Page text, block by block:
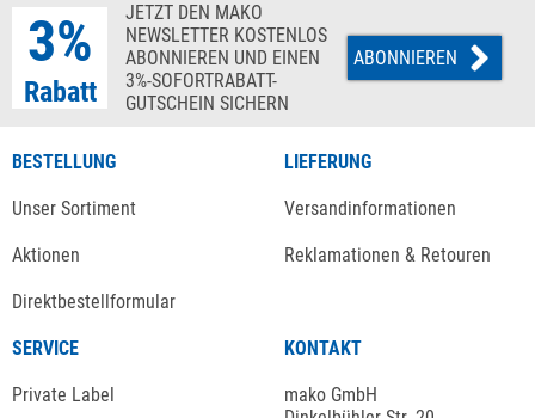
3%
Rabatt
JETZT DEN MAKO
NEWSLETTER KOSTENLOS
ABONNIEREN UND EINEN
3%-SOFORTRABATT-
GUTSCHEIN SICHERN
ABONNIEREN
BESTELLUNG
Unser Sortiment
Aktionen
Direktbestellformular
LIEFERUNG
Versandinformationen
Reklamationen & Retouren
SERVICE
Private Label
KONTAKT
mako GmbH